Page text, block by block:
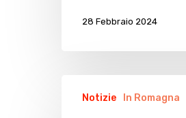
28 Febbraio 2024
l’influencer
Notizie In Romagna